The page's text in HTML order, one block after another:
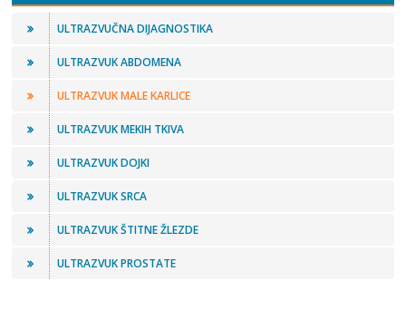
ULTRAZVUČNA DIJAGNOSTIKA
ULTRAZVUK ABDOMENA
ULTRAZVUK MALE KARLICE
ULTRAZVUK MEKIH TKIVA
ULTRAZVUK DOJKI
ULTRAZVUK SRCA
ULTRAZVUK ŠTITNE ŽLEZDE
ULTRAZVUK PROSTATE